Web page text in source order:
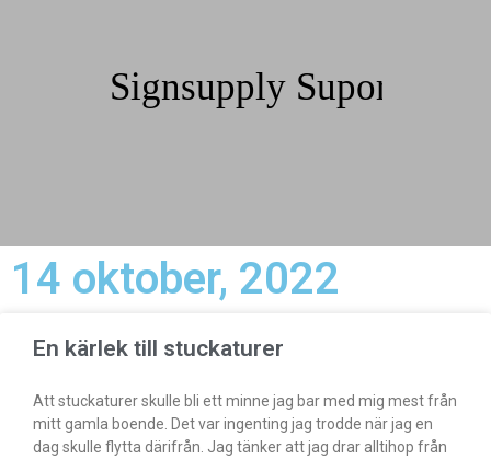
14 oktober, 2022
En kärlek till stuckaturer
Att stuckaturer skulle bli ett minne jag bar med mig mest från
mitt gamla boende. Det var ingenting jag trodde när jag en
dag skulle flytta därifrån. Jag tänker att jag drar alltihop från